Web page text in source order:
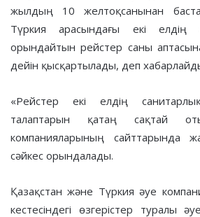
жылдың 10 желтоқсанынан
Түркия арасындағы екі елдің
орындайтын рейстер саны
дейін қысқартылады, деп
«Рейстер екі елдің
талаптарын қатаң сақтай
компанияларының сайттарында
сәйкес орындалады.
Қазақстан және Түркия әуе
кестесіндегі өзгерістер туралы